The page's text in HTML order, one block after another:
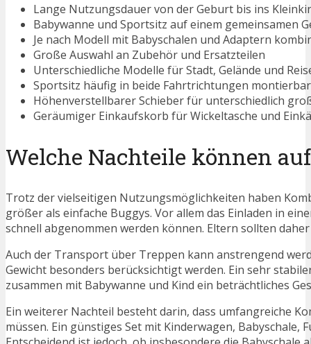
Lange Nutzungsdauer von der Geburt bis ins
Babywanne und Sportsitz auf einem gemeinsamen
Je nach Modell mit Babyschalen und Adaptern
Große Auswahl an Zubehör und Ersatzteilen
Unterschiedliche Modelle für Stadt, Gelände und
Sportsitz häufig in beide Fahrtrichtungen montierbar
Höhenverstellbarer Schieber für unterschiedlich
Geräumiger Einkaufskorb für Wickeltasche und
Welche Nachteile können
Trotz der vielseitigen Nutzungsmöglichkeiten haben
größer als einfache Buggys. Vor allem das Einladen in
schnell abgenommen werden können. Eltern sollten
Auch der Transport über Treppen kann anstrengend
Gewicht besonders berücksichtigt werden. Ein sehr
zusammen mit Babywanne und Kind ein beträchtliches
Ein weiterer Nachteil besteht darin, dass umfangreiche
müssen. Ein günstiges Set mit Kinderwagen,